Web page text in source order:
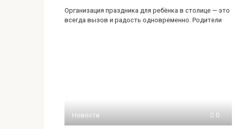
Организация праздника для ребёнка в столице — это
всегда вызов и радость одновременно. Родители
Новости 0